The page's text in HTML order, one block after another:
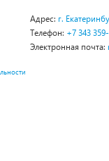
Адрес: г.
Телефон: +7 343
Электронная почта: